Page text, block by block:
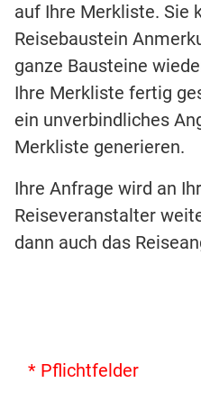
auf Ihre Merkliste. Sie
Reisebaustein
ganze Bausteine
Ihre Merkliste fertig
ein unverbindliches
Merkliste generieren.
Ihre Anfrage wird an
Reiseveranstalter
dann auch das
* Pflichtfelder